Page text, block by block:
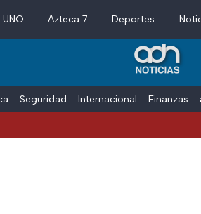
Azteca 7 Deportes
Seguridad Internacional Finanzas